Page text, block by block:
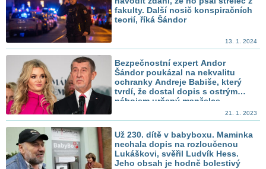
fakulty. Další nosič konspiračních
teorií, říká Šándor
13. 1. 2024
Bezpečnostní expert Andor
Šándor poukázal na nekvalitu
ochranky Andreje Babiše, který
tvrdí, že dostal dopis s ostrým
nábojem určený manželce
21. 1. 2023
Už 230. dítě v babyboxu. Maminka
nechala dopis na rozloučenou
Lukáškovi, svěřil Ludvík Hess.
Jeho obsah je hodně bolestivý